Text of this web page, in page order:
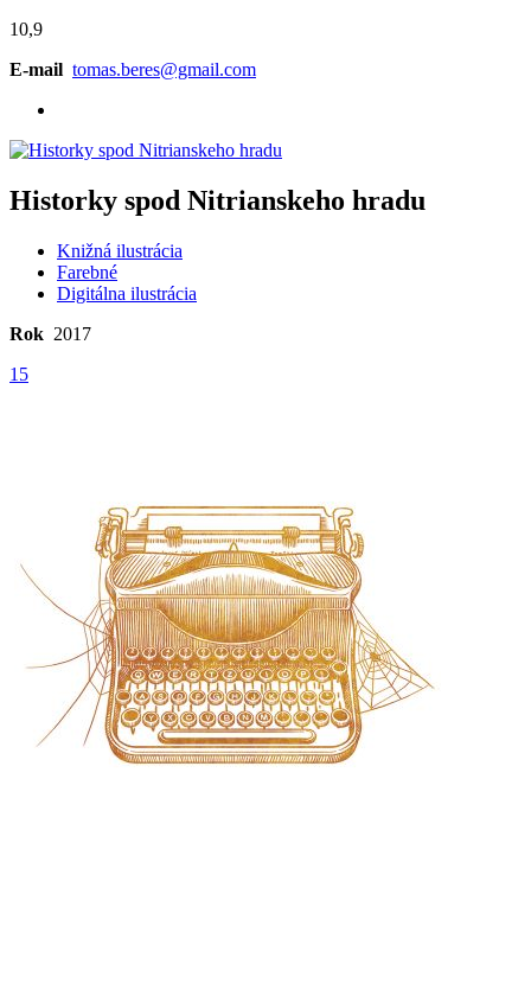
10,9
E-mail tomas.beres@gmail.com
Historky spod Nitrianskeho hradu
Knižná ilustrácia
Farebné
Digitálna ilustrácia
Rok 2017
15